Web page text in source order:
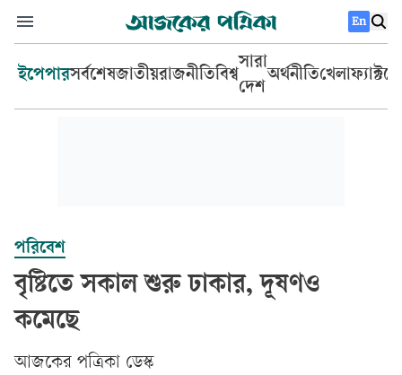
En
ইপেপারসর্বশেষজাতীয়রাজনীতিবিশ্ব
সারা
দেশ
অর্থনীতিখেলা
পরিবেশ
বৃষ্টিতে সকাল শুরু ঢাকার, দূষণও
কমেছে
আজকের পত্রিকা ডেস্ক­